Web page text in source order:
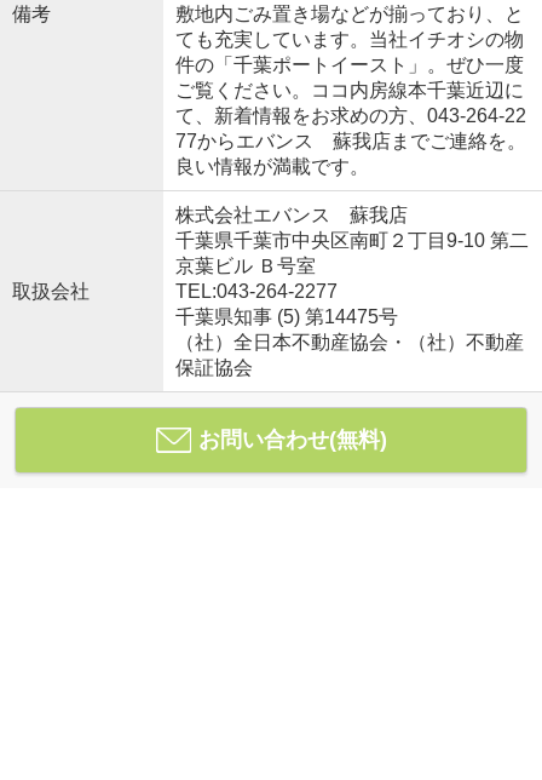
備考
敷地内ごみ置き場などが揃っており、と
ても充実しています。当社イチオシの物
件の「千葉ポートイースト」。ぜひ一度
ご覧ください。ココ内房線本千葉近辺に
て、新着情報をお求めの方、043-264-22
77からエバンス 蘇我店までご連絡を。
良い情報が満載です。
取扱会社
株式会社エバンス 蘇我店
千葉県千葉市中央区南町２丁目9-10 第二
京葉ビル Ｂ号室
TEL:043-264-2277
千葉県知事 (5) 第14475号
（社）全日本不動産協会・（社）不動産
保証協会
お問い合わせ(無料)